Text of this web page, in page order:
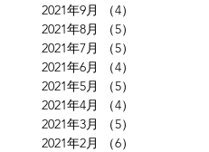
2021年9月
（4）
2021年8月
（5）
2021年7月
（5）
2021年6月
（4）
2021年5月
（5）
2021年4月
（4）
2021年3月
（5）
2021年2月
（6）